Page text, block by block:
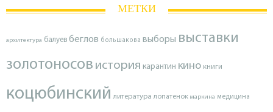
МЕТКИ
архитектура балуев беглов большакова выборы выставки
золотоносов история карантин кино книги
коцюбинский литература лопатенок маркина медицина